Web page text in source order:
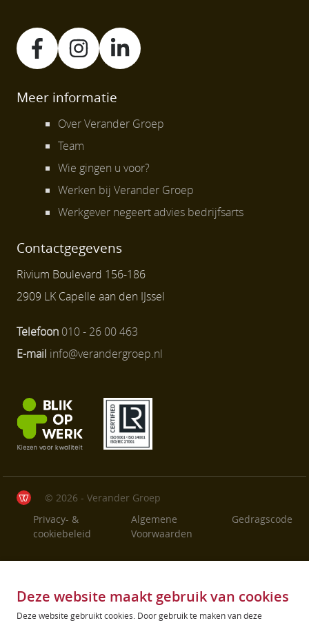
Meer informatie
Over Verander Groep
Team
Wie gingen u voor?
Werken bij Verander Groep
Werkgever negeert advies bedrijfsarts
Contactgegevens
Rivium Boulevard 156-186
2909 LK Capelle aan den IJssel
Telefoon 010 - 26 00 463
E-mail info@verandergroep.nl
© 2026 - Verander Groep
Privacy- &
cookiebeleid
Algemene
Voorwaarden
Gedragscode
Deze website maakt gebruik van cookies
Deze website gebruikt cookies. Door gebruik te maken van deze